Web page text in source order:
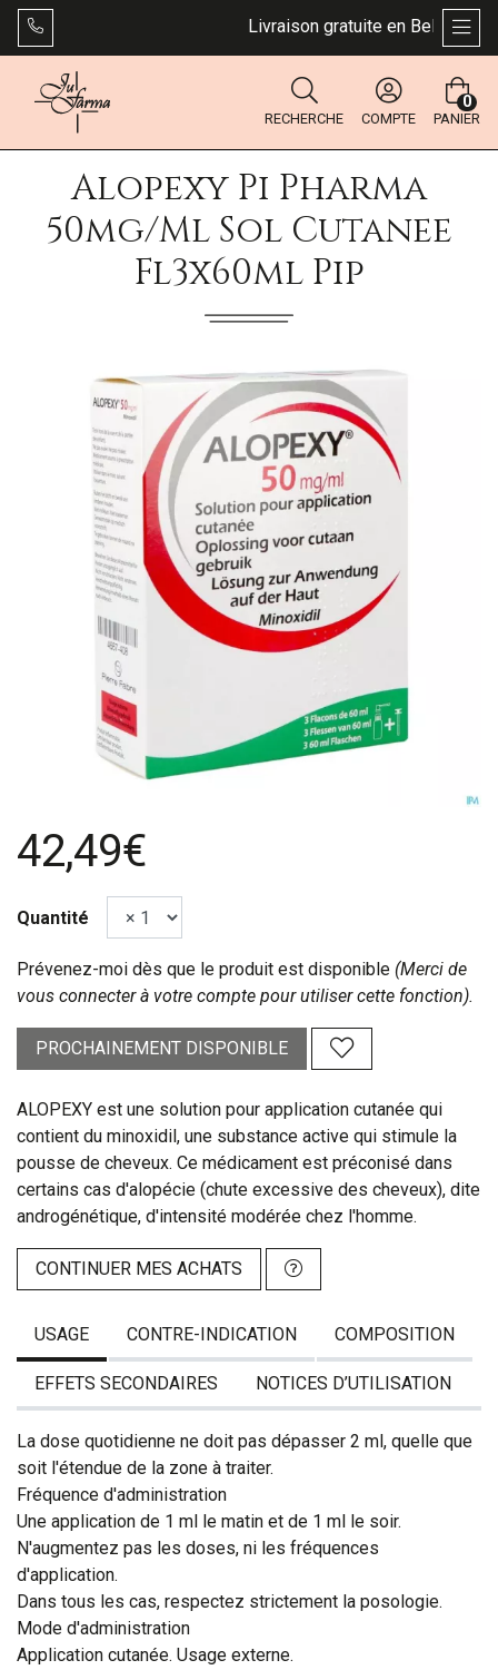
Livraison gratuite en Belgique
RECHERCHE COMPTE PANIER
0
Alopexy Pi Pharma
50mg/ml Sol Cutanee
Fl3x60ml Pip
42,49€
Quantité
Prévenez-moi dès que le produit est disponible (Merci de
vous connecter à votre compte pour utiliser cette fonction).
PROCHAINEMENT DISPONIBLE
ALOPEXY est une solution pour application cutanée qui
contient du minoxidil, une substance active qui stimule la
pousse de cheveux. Ce médicament est préconisé dans
certains cas d'alopécie (chute excessive des cheveux), dite
androgénétique, d'intensité modérée chez l'homme.
CONTINUER MES ACHATS
USAGE CONTRE-INDICATION COMPOSITION
EFFETS SECONDAIRES NOTICES D’UTILISATION
La dose quotidienne ne doit pas dépasser 2 ml, quelle que
soit l'étendue de la zone à traiter.
Fréquence d'administration
Une application de 1 ml le matin et de 1 ml le soir.
N'augmentez pas les doses, ni les fréquences
d'application.
Dans tous les cas, respectez strictement la posologie.
Mode d'administration
Application cutanée. Usage externe.